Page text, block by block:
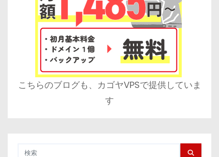
こちらのブログも、カゴヤVPSで提供していま
す